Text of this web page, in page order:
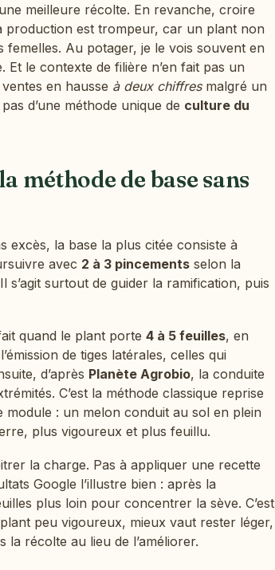
meilleure récolte. En revanche, croire
production est trompeur, car un plant non
Au potager, je le vois souvent en
Et le contexte de filière n’en fait pas un
en hausse à deux chiffresmalgré un
d’une méthode unique de culture du
méthode de base sans
excès, la base la plus citée consiste à
avec 2 à 3 pincements selon la
s’agit surtout de guider la ramification, puis
quand le plant porte 4 à 5 feuilles, en
de tiges latérales, celles qui
d’après Planète Agrobio, la conduite
C’est la méthode classique reprise
module : un melon conduit au sol en plein
plus vigoureux et plus feuillu.
la charge. Pas à appliquer une recette
Google l’illustre bien : après la
plus loin pour concentrer la sève. C’est
peu vigoureux, mieux vaut rester léger,
récolte au lieu de l’améliorer.